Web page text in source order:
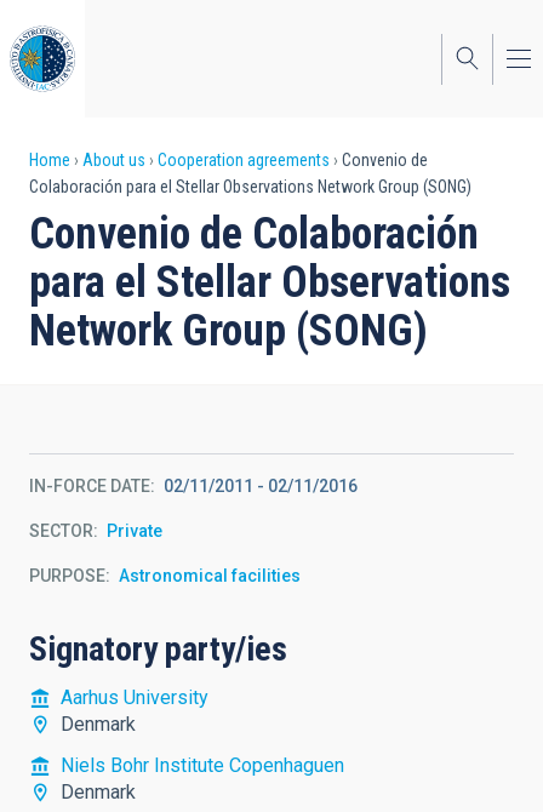
to
main
content
Breadcrumb
Home About us Cooperation agreements
Convenio de
Colaboración para el Stellar Observations Network Group (SONG)
Convenio de Colaboración
para el Stellar Observations
Network Group (SONG)
IN-FORCE DATE 02/11/2011 - 02/11/2016
SECTOR Private
PURPOSE Astronomical facilities
Signatory party/ies
Aarhus University
Denmark
Niels Bohr Institute Copenhaguen
Denmark